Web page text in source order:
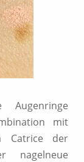
mit
Catrice der
nagelneue